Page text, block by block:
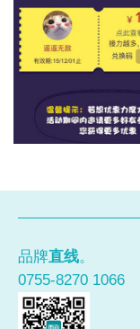
品牌直线。
0755-8270 1066